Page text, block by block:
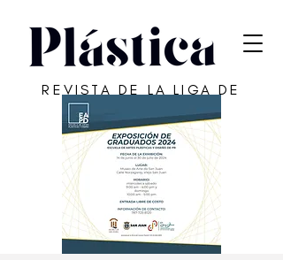
REVISTA DE LA LIGA DE
ARTE DE SAN JUAN